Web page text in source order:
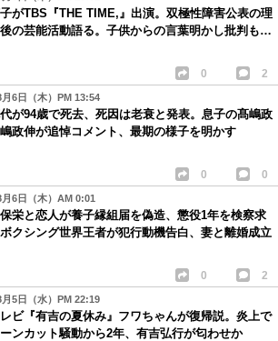
がTBS『THE TIME,』出演。双極性障害公表の理
の芸能活動語る。子供からの言葉明かし批判も…
0 2
6日（木）PM 13:54
が94歳で死去、死因は老衰と発表。息子の髙嶋政
政伸が追悼コメント、最期の様子を明かす
0 0
6日（木）AM 0:01
栄と恋人が養子縁組届を偽造、懲役1年を検察求
クシング世界王者が犯行動機告白、妻と離婚成立
0 2
5日（水）PM 22:19
ビ『有吉の夏休み』フワちゃんが復帰説。炎上で
ンカット騒動から2年、有吉弘行が匂わせか